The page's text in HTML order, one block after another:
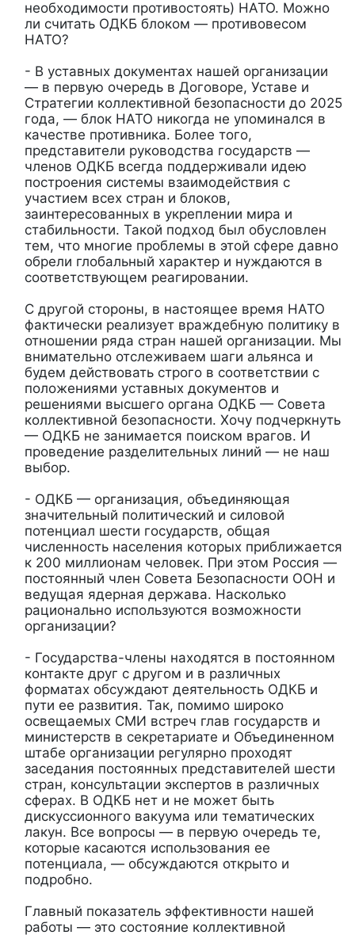
необходимости противостоять) НАТО. Можно
ли считать ОДКБ блоком — противовесом
НАТО?
- В уставных документах нашей организации
— в первую очередь в Договоре, Уставе и
Стратегии коллективной безопасности до 2025
года, — блок НАТО никогда не упоминался в
качестве противника. Более того,
представители руководства государств —
членов ОДКБ всегда поддерживали идею
построения системы взаимодействия с
участием всех стран и блоков,
заинтересованных в укреплении мира и
стабильности. Такой подход был обусловлен
тем, что многие проблемы в этой сфере давно
обрели глобальный характер и нуждаются в
соответствующем реагировании.
С другой стороны, в настоящее время НАТО
фактически реализует враждебную политику в
отношении ряда стран нашей организации. Мы
внимательно отслеживаем шаги альянса и
будем действовать строго в соответствии с
положениями уставных документов и
решениями высшего органа ОДКБ — Совета
коллективной безопасности. Хочу подчеркнуть
— ОДКБ не занимается поиском врагов. И
проведение разделительных линий — не наш
выбор.
- ОДКБ — организация, объединяющая
значительный политический и силовой
потенциал шести государств, общая
численность населения которых приближается
к 200 миллионам человек. При этом Россия —
постоянный член Совета Безопасности ООН и
ведущая ядерная держава. Насколько
рационально используются возможности
организации?
- Государства-члены находятся в постоянном
контакте друг с другом и в различных
форматах обсуждают деятельность ОДКБ и
пути ее развития. Так, помимо широко
освещаемых СМИ встреч глав государств и
министерств в секретариате и Объединенном
штабе организации регулярно проходят
заседания постоянных представителей шести
стран, консультации экспертов в различных
сферах. В ОДКБ нет и не может быть
дискуссионного вакуума или тематических
лакун. Все вопросы — в первую очередь те,
которые касаются использования ее
потенциала, — обсуждаются открыто и
подробно.
Главный показатель эффективности нашей
работы — это состояние коллективной